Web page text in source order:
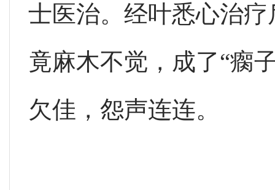
士医治。经叶悉心治
竟麻木不觉，成了“瘸
欠佳，怨声连连。